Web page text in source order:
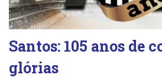
Santos: 105 anos de
glórias